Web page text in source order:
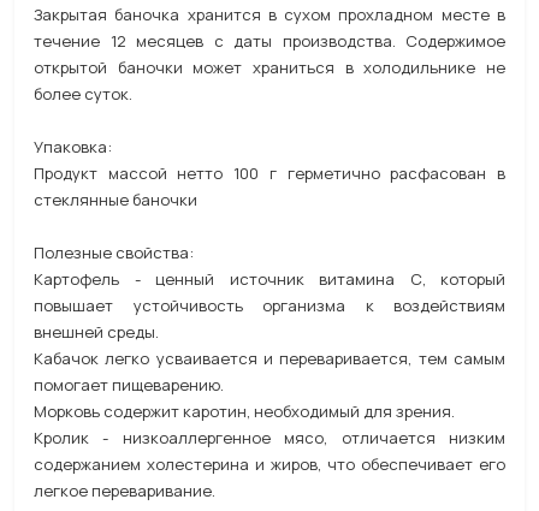
Закрытая баночка хранится в сухом прохладном месте в
течение 12 месяцев с даты производства. Содержимое
открытой баночки может храниться в холодильнике не
более суток.
Упаковка:
Продукт массой нетто 100 г герметично расфасован в
стеклянные баночки
Полезные свойства:
Картофель - ценный источник витамина С, который
повышает устойчивость организма к воздействиям
внешней среды.
Кабачок легко усваивается и переваривается, тем самым
помогает пищеварению.
Морковь содержит каротин, необходимый для зрения.
Кролик - низкоаллергенное мясо, отличается низким
содержанием холестерина и жиров, что обеспечивает его
легкое переваривание.